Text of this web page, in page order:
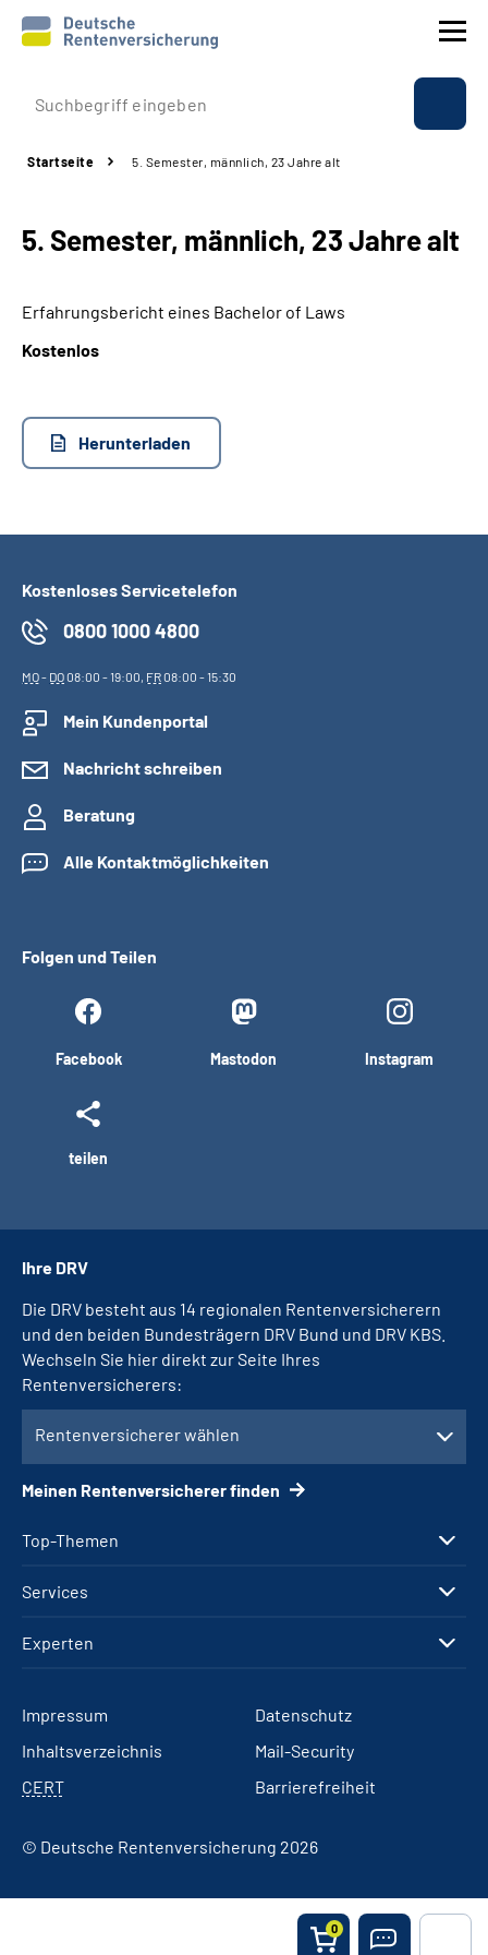
Prävention
Rente
Beratung & Kontakt
Experten
Über uns & Presse
Suche
Language
Leichte Sprache
Startseite 5. Semester, männlich, 23 Jahre alt
5. Semester, männlich, 23 Jahre alt
Erfahrungsbericht eines Bachelor of Laws
Kostenlos
Herunterladen
0
Kostenloses Servicetelefon
0800 1000 4800
MO- DO08:00 - 19:00, FR08:00 - 15:30
Mein Kundenportal
Nachricht schreiben
Beratung
Alle Kontaktmöglichkeiten
Folgen und Teilen
Facebook Mastodon Instagram
teilen
Top-Themen
Services
Experten
Ihre DRV
Die DRV besteht aus 14 regionalen Rentenversicherern
und den beiden Bundesträgern DRV Bund und DRV KBS.
Wechseln Sie hier direkt zur Seite Ihres
Rentenversicherers:
Rentenversicherer wählen
Meinen Rentenversicherer finden
Impressum
Datenschutz
Inhaltsverzeichnis
Mail-Security
CERT
Barrierefreiheit
© Deutsche Rentenversicherung 2026